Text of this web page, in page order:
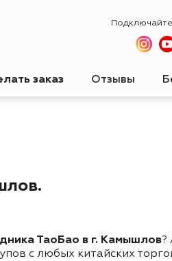
заказ Отзывы
ТаоБао в г. Камышлов?
с любых китайских